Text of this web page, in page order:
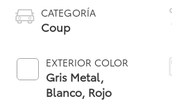
CATEGORÍA
Coup
EXTERIOR COLOR
Gris Metal,
Blanco, Rojo